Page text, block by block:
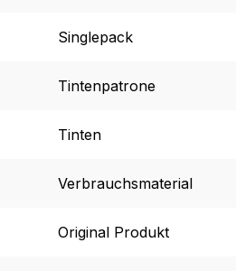
Singlepack
Tintenpatrone
Tinten
Verbrauchsmaterial
Original Produkt